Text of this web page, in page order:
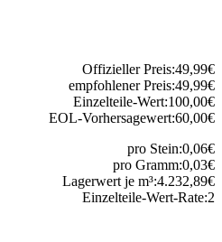
Offizieller Preis:49,99€
empfohlener Preis:49,99€
Einzelteile-Wert:100,00€
EOL-Vorhersagewert:60,00€
pro Stein:0,06€
pro Gramm:0,03€
Lagerwert je m³:4.232,89€
Einzelteile-Wert-Rate:2